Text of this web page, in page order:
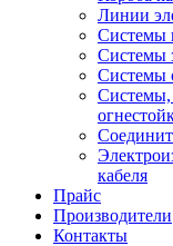
Линии
Системы
Системы
Системы
Системы,
кабеля
Прайс
Производители
Контакты